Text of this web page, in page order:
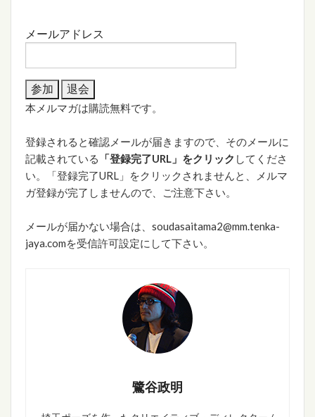
メールアドレス
本メルマガは購読無料です。
登録されると確認メールが届きますので、そのメールに
記載されている
「登録完了URL」をクリック してくださ
い。「登録完了URL」をクリックされませんと、メルマ
ガ登録が完了しませんので、ご注意下さい。
メールが届かない場合は、soudasaitama2@mm.tenka-
jaya.comを受信許可設定にして下さい。
鷺谷政明